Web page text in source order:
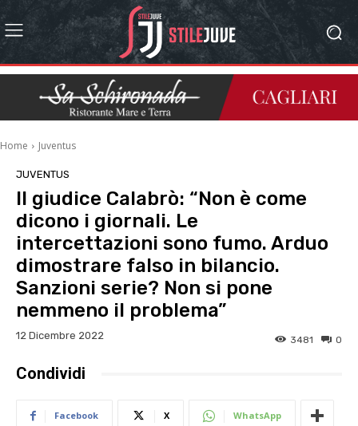
Home Juventus
JUVENTUS
Il giudice Calabrò: “Non è come
dicono i giornali. Le
intercettazioni sono fumo. Arduo
dimostrare falso in bilancio.
Sanzioni serie? Non si pone
nemmeno il problema”
12 Dicembre 2022 0
3481
Condividi
Facebook X WhatsApp